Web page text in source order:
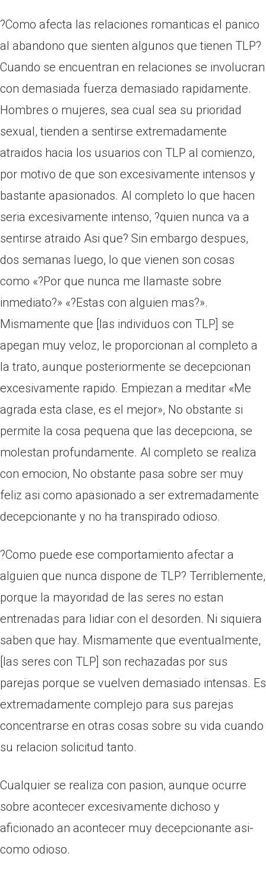
?Como afecta las relaciones romanticas el panico
al abandono que sienten algunos que tienen TLP?
Cuando se encuentran en relaciones se involucran
con demasiada fuerza demasiado rapidamente.
Hombres o mujeres, sea cual sea su prioridad
sexual, tienden a sentirse extremadamente
atraidos hacia los usuarios con TLP al comienzo,
por motivo de que son excesivamente intensos y
bastante apasionados. Al completo lo que hacen
seri­a excesivamente intenso, ?quien nunca va a
sentirse atraido Asi que? Sin embargo despues,
dos semanas luego, lo que vienen son cosas
como «?Por que nunca me llamaste sobre
inmediato?» «?Estas con alguien mas?».
Mismamente que [las individuos con TLP] se
apegan muy veloz, le proporcionan al completo a
la trato, aunque posteriormente se decepcionan
excesivamente rapido. Empiezan a meditar «Me
agrada esta clase, es el mejor», No obstante si
permite la cosa pequena que las decepciona, se
molestan profundamente. Al completo se realiza
con emocion, No obstante pasa sobre ser muy
feliz asi­ como apasionado a ser extremadamente
decepcionante y no ha transpirado odioso.
?Como puede ese comportamiento afectar a
alguien que nunca dispone de TLP? Terriblemente,
porque la mayoridad de las seres no estan
entrenadas para lidiar con el desorden. Ni siquiera
saben que hay. Mismamente que eventualmente,
[las seres con TLP] son rechazadas por sus
parejas porque se vuelven demasiado intensas. Es
extremadamente complejo para sus parejas
concentrarse en otras cosas sobre su vida cuando
su relacion solicitud tanto.
Cualquier se realiza con pasion, aunque ocurre
sobre acontecer excesivamente dichoso y
aficionado an acontecer muy decepcionante asi­
como odioso.